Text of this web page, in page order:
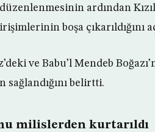
ardından
boşa çıkarıldığını
ve Babu’l Mendeb
belirtti.
milislerden kurtarıldı